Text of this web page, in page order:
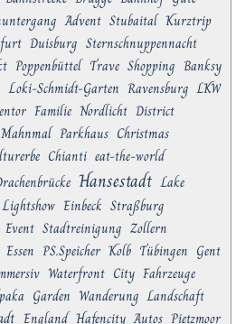
Advent Stubaital Kurztrip
Duisburg Sternschnuppennacht
Poppenbüttel Trave Shopping Banksy
Loki-Schmidt-Garten Ravensburg LKW
Familie Nordlicht District
Mahnmal Parkhaus Christmas
Chianti eat-the-world
Hansestadt Lake
Lightshow Einbeck Straßburg
Event Stadtreinigung Zollern
Essen PS.Speicher Kolb Tübingen Gent
Waterfront City Fahrzeuge
Garden Wanderung Landschaft
England Hafencity Autos Pietzmoor